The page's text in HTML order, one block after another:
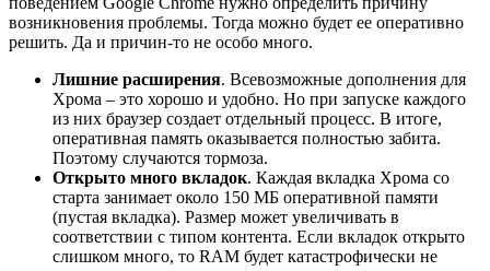
возникновения проблемы. Тогда можно будет ее оперативно
решить. Да и причин-то не особо много.
Лишние расширения. Всевозможные дополнения для
Хрома – это хорошо и удобно. Но при запуске каждого
из них браузер создает отдельный процесс. В итоге,
оперативная память оказывается полностью забита.
Поэтому случаются тормоза.
Открыто много вкладок. Каждая вкладка Хрома со
старта занимает около 150 МБ оперативной памяти
(пустая вкладка). Размер может увеличивать в
соответствии с типом контента. Если вкладок открыто
слишком много, то RAM будет катастрофически не